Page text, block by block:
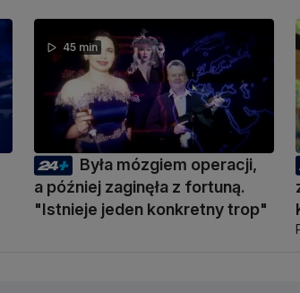
45 min
Była mózgiem operacji,
a później zaginęła z fortuną.
"Istnieje jeden konkretny trop"